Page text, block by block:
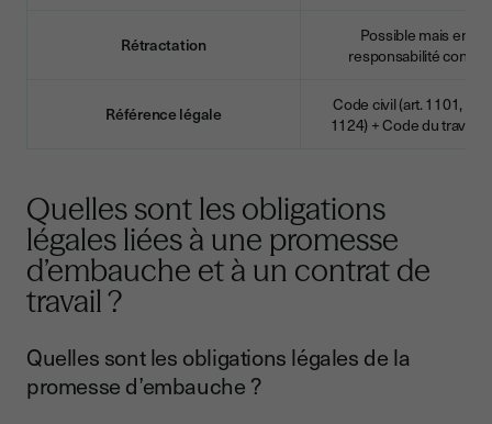
Rétractation
Possible mais
responsabilité
Référence légale
Code civil (art. 1101,
1124) + Code du travail
Quelles sont les obligations
légales liées à une promesse
d’embauche et à un contrat de
travail ?
Quelles sont les obligations légales de la
promesse d’embauche ?